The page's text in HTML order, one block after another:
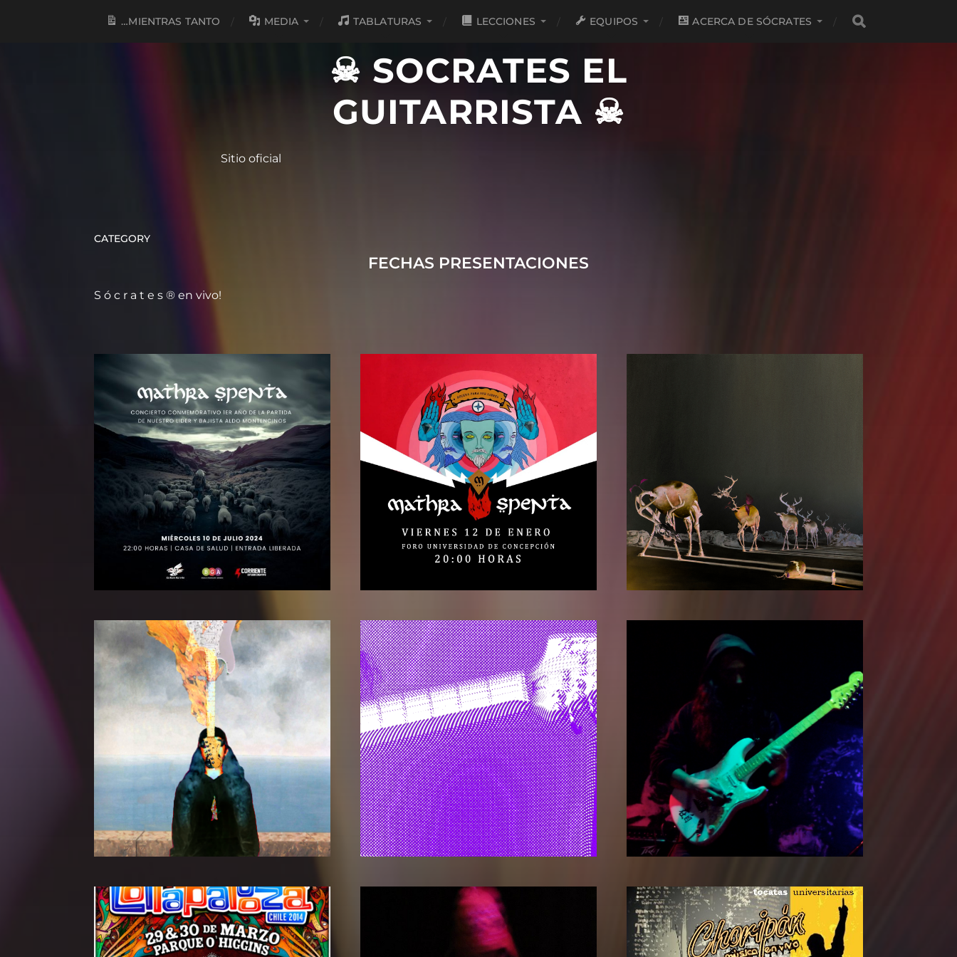
…MIENTRAS TANTO MEDIA TABLATURAS LECCIONES EQUIPOS ACERCA DE SÓCRATES
☠ SOCRATES EL
GUITARRISTA ☠
Sitio oficial
CATEGORY
FECHAS PRESENTACIONES
S ó c r a t e s ® en vivo!